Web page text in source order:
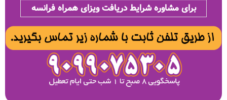
برای مشاوره شرایط دریافت ویزای همراه فرانسه